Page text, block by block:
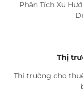
Phân Tích Xu
Thị
Thị trường cho